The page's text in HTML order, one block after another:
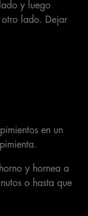
y luego
otro lado. Dejar
en un
y hornea a
o hasta que